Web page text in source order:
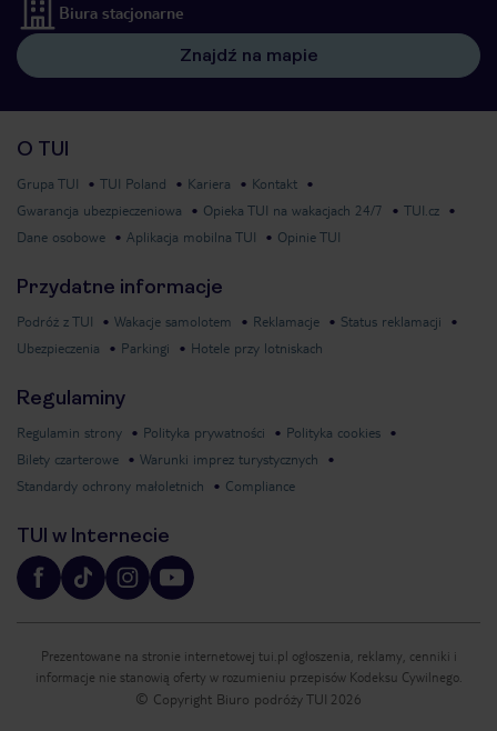
Biura stacjonarne
Znajdź na mapie
O TUI
Grupa TUI TUI Poland Kariera
Kontakt
Gwarancja ubezpieczeniowa
Opieka TUI na wakacjach 24/7
TUI.cz
Dane osobowe
Aplikacja mobilna TUI Opinie TUI
Przydatne informacje
Podróż z TUI Wakacje samolotem Reklamacje
Status reklamacji
Ubezpieczenia
Parkingi Hotele przy lotniskach
Regulaminy
Regulamin strony Polityka prywatności
Polityka cookies
Bilety czarterowe
Warunki imprez turystycznych
Standardy ochrony małoletnich
Compliance
TUI w Internecie
Prezentowane na stronie internetowej tui.pl ogłoszenia, reklamy, cenniki i
informacje nie stanowią oferty w rozumieniu przepisów Kodeksu Cywilnego.
© Copyright Biuro podróży TUI 2026